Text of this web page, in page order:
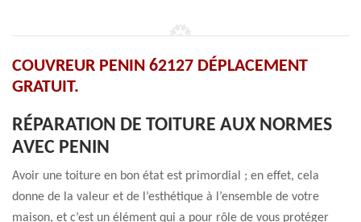
COUVREUR PENIN 62127 DÉPLACEMENT
GRATUIT.
RÉPARATION DE TOITURE AUX NORMES
AVEC PENIN
Avoir une toiture en bon état est primordial ; en effet, cela
donne de la valeur et de l’esthétique à l’ensemble de votre
maison, et c’est un élément qui a pour rôle de vous protéger